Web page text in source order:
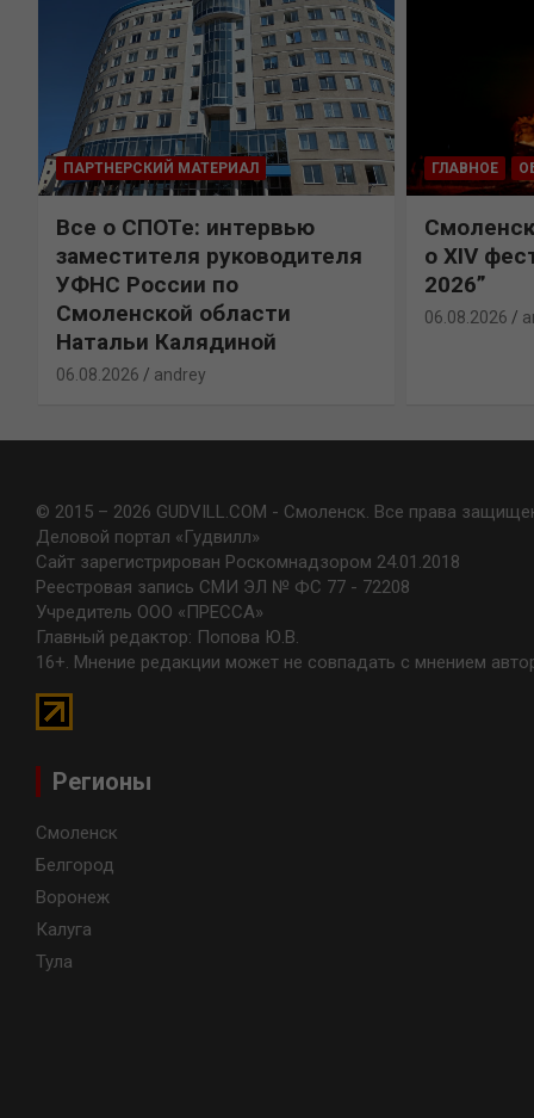
ПАРТНЕРСКИЙ МАТЕРИАЛ
Все о СПОТе: интервью
заместителя руководителя
УФНС России по
Смоленской области
Натальи Калядиной
06.08.2026 andrey
ГЛАВНОЕ
о XIV
2026”
06.08.2026
© 2015 – 2026 GUDVILL.COM - Смоленск. Все права
Деловой портал «Гудвилл»
Сайт зарегистрирован Роскомнадзором 24.01.2018
Реестровая запись СМИ ЭЛ № ФС 77 - 72208
Учредитель ООО «ПРЕССА»
Главный редактор: Попова Ю.В.
16+. Мнение редакции может не совпадать с мнением
Регионы
Смоленск
Белгород
Воронеж
Калуга
Тула